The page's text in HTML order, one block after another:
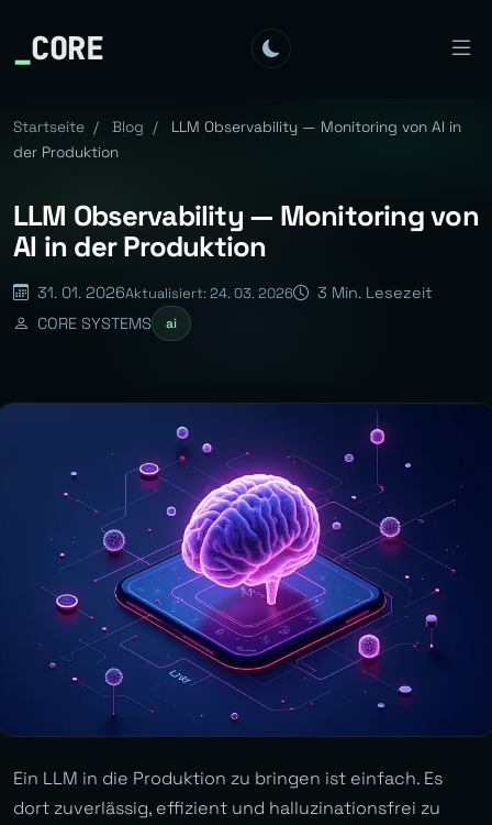
_CORE
Startseite / Blog /
LLM Observability — Monitoring von AI in
der Produktion
LLM Observability — Monitoring von
AI in der Produktion
31. 01. 2026Aktualisiert: 24. 03. 2026
3 Min. Lesezeit
CORE SYSTEMS
ai
Ein LLM in die Produktion zu bringen ist einfach. Es
dort zuverlässig, effizient und halluzinationsfrei zu